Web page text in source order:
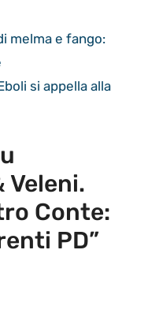
melma e fango:
si appella alla
Veleni.
Conte:
PD”